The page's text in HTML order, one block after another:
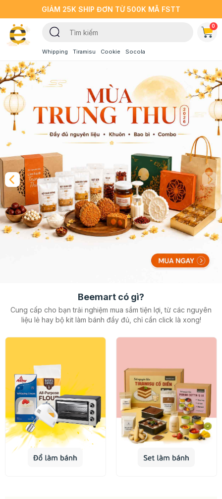
GIẢM 25K SHIP ĐƠN TỪ 500K MÃ FSTT
Whipping Tiramisu Cookie Socola
0
Beemart có gì?
Cung cấp cho bạn trải nghiệm mua sắm tiện lợi, từ các nguyên
liệu lẻ haybộ kit làm bánh đầy đủ, chỉ cần click là xong!